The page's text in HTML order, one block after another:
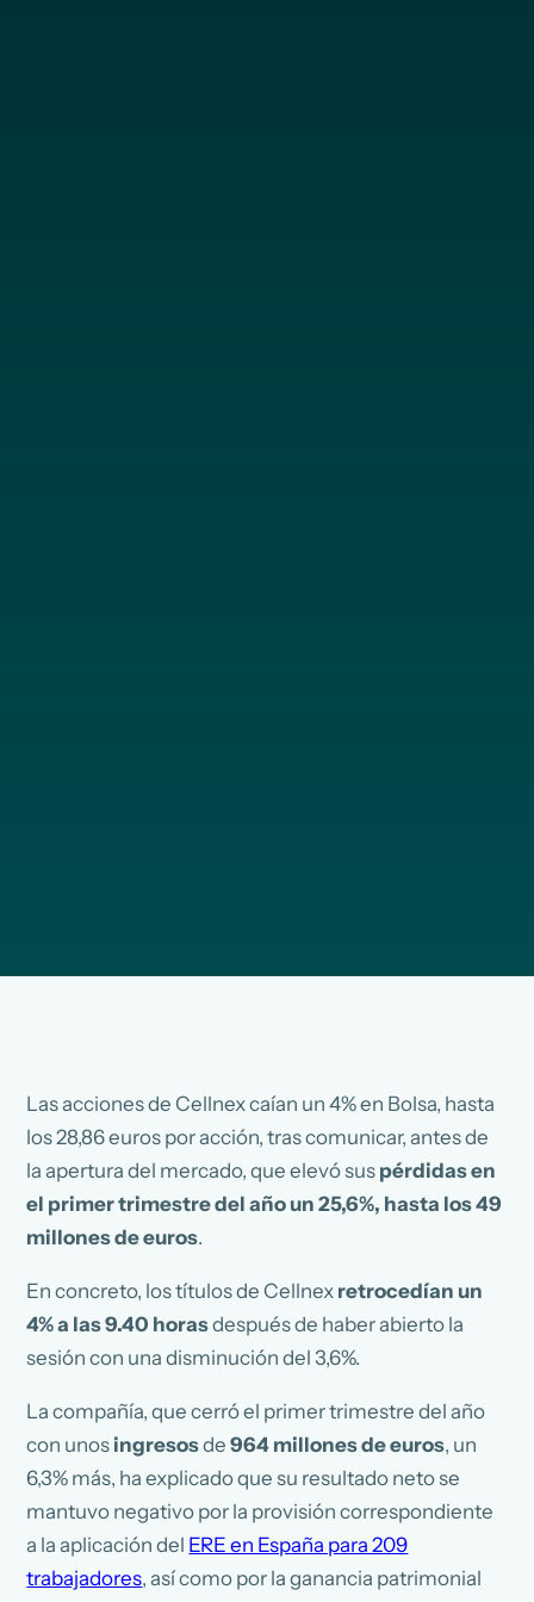
Las acciones de Cellnex caían un 4% en Bolsa, hasta
los 28,86 euros por acción, tras comunicar, antes de
la apertura del mercado, que elevó sus pérdidas en
el primer trimestre del año un 25,6%, hasta los 49
millones de euros.
En concreto, los títulos de Cellnex retrocedían un
4% a las 9.40 horasdespués de haber abierto la
sesión con una disminución del 3,6%.
La compañía, que cerró el primer trimestre del año
con unos ingresosde964 millones de euros, un
6,3% más, ha explicado que su resultado neto se
mantuvo negativo por la provisión correspondiente
a la aplicación del ERE en España para 209
trabajadores, así como por la ganancia patrimonial